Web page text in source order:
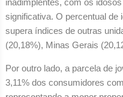
significativa. O percentual de
supera índices de outras
(20,18%), Minas Gerais
Por outro lado, a parcela de
3,11% dos consumidores